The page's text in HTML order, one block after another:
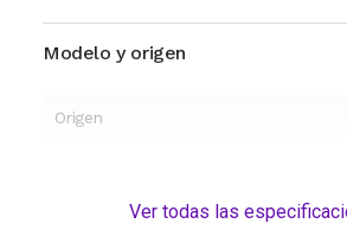
Modelo y origen
Origen
Ver todas las